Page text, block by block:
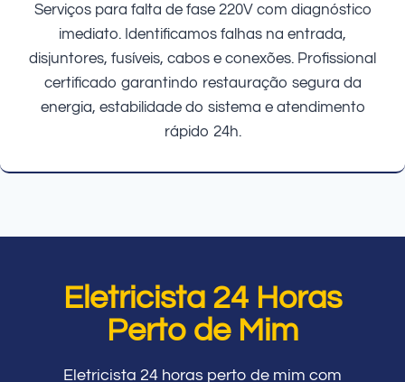
Serviços para falta de fase 220V com diagnóstico
imediato. Identificamos falhas na entrada,
disjuntores, fusíveis, cabos e conexões. Profissional
certificado garantindo restauração segura da
energia, estabilidade do sistema e atendimento
rápido 24h.
Eletricista 24 Horas
Perto de Mim
Eletricista 24 horas perto de mim com